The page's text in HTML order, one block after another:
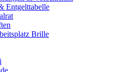
Entgelttabelle
Brille